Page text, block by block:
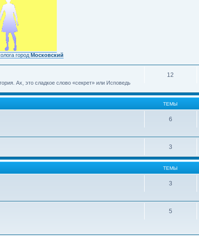
город Московский
Ах, это сладкое слово «секрет» или Исповедь
12
ТЕМЫ
6
3
ТЕМЫ
3
5